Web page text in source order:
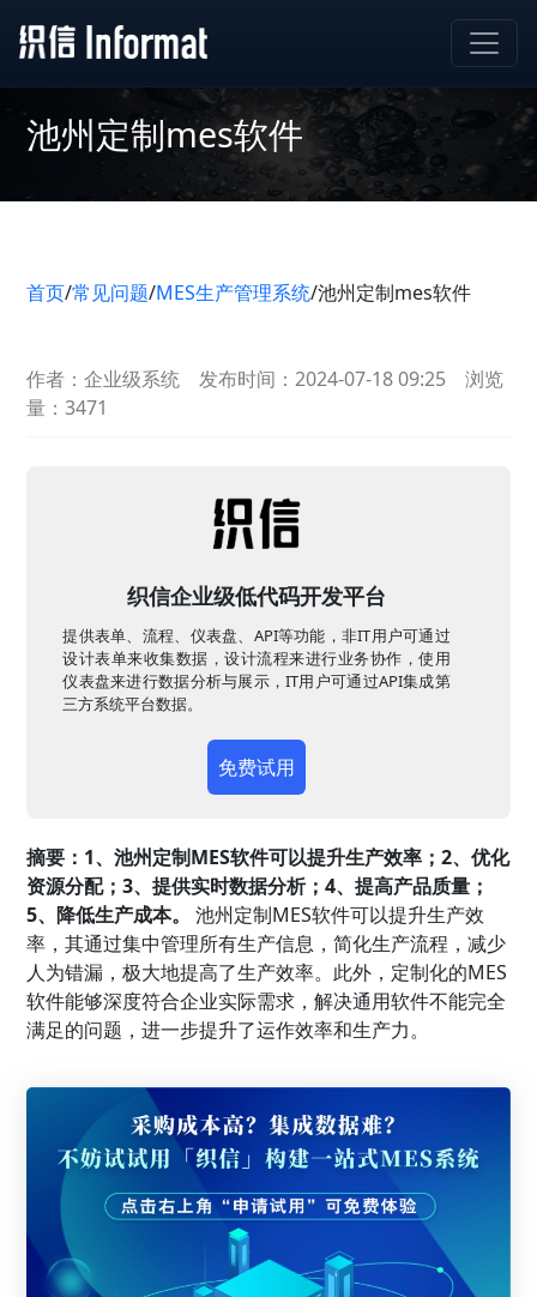
池州定制mes软件
首页/常见问题/MES生产管理系统/池州定制mes软件
作者：企业级系统 发布时间：2024-07-18 09:25
浏览
量：3471
织信企业级低代码开发平台
提供表单、流程、仪表盘、API等功能，非IT用户可通过
设计表单来收集数据，设计流程来进行业务协作，使用
仪表盘来进行数据分析与展示，IT用户可通过API集成第
三方系统平台数据。
免费试用
摘要：1、池州定制MES软件可以提升生产效率；2、优化
资源分配；3、提供实时数据分析；4、提高产品质量；
5、降低生产成本。
池州定制MES软件可以提升生产效
率，其通过集中管理所有生产信息，简化生产流程，减少
人为错漏，极大地提高了生产效率。此外，定制化的MES
软件能够深度符合企业实际需求，解决通用软件不能完全
满足的问题，进一步提升了运作效率和生产力。